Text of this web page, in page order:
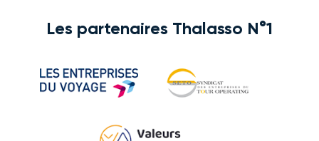
Les partenaires Thalasso N°1